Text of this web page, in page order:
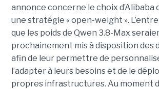
annonce concerne le choix d’Alibaba
une stratégie « open-weight ».
que les poids de Qwen 3.8-Max
prochainement mis à disposition des
afin de leur permettre de
l’adapter à leurs besoins et de le
propres infrastructures. Au moment